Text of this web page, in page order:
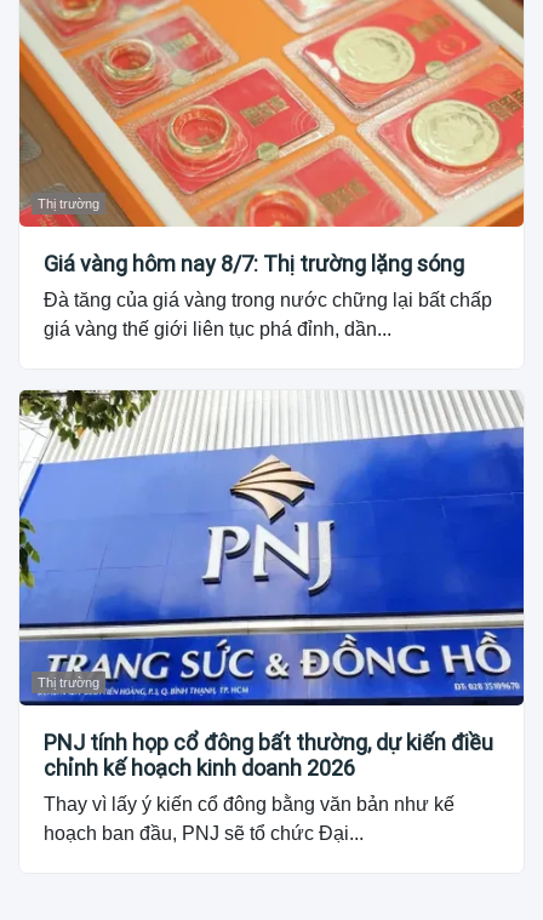
Thị trường
Giá vàng hôm nay 8/7: Thị trường lặng sóng
Đà tăng của giá vàng trong nước chững lại bất chấp
giá vàng thế giới liên tục phá đỉnh, dần...
Thị trường
PNJ tính họp cổ đông bất thường, dự kiến điều
chỉnh kế hoạch kinh doanh 2026
Thay vì lấy ý kiến cổ đông bằng văn bản như kế
hoạch ban đầu, PNJ sẽ tổ chức Đại...